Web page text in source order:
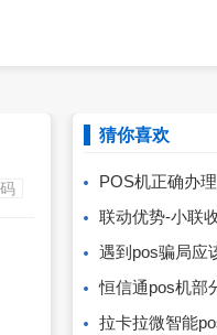
猜你喜欢
POS机正确办
联动优势-小联
遇到pos骗局应
恒信通pos机部分用
拉卡拉微智能